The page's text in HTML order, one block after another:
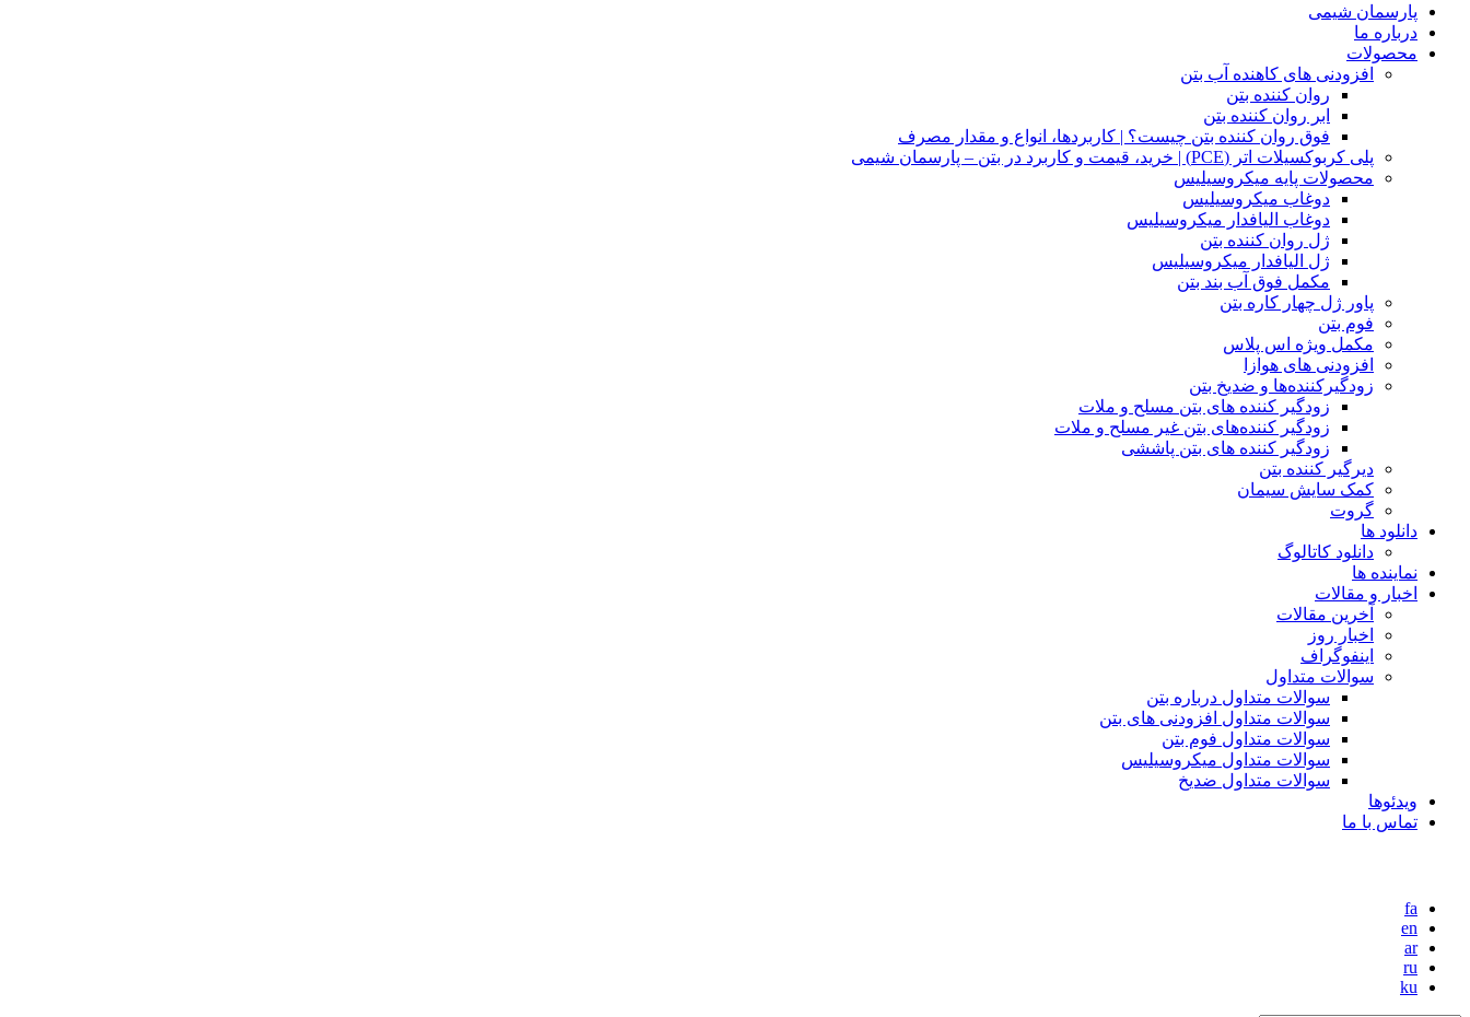
پارسمان شیمی
درباره ما
محصولات
افزودنی های کاهنده آب بتن
روان کننده بتن​
ابر روان کننده بتن
فوق روان کننده بتن چیست؟ | کاربردها، انواع و مقدار مصرف
پلی کربوکسیلات اتر (PCE) | خرید، قیمت و کاربرد در بتن – پارسمان شیمی
محصولات پایه میکروسیلیس
دوغاب‌ میکروسیلیس
دوغاب الیافدار میکروسیلیس
ژل روان کننده بتن
ژل الیافدار میکروسیلیس
مکمل فوق آب بند بتن
پاور ژل چهار کاره بتن​
فوم بتن
مکمل ویژه اس پلاس
افزودنی های هوازا
زودگیرکننده‌ها و ضد‌یخ بتن
زودگیر کننده های بتن مسلح و ملات​​
زودگیر کننده‌های بتن غیر مسلح و ملات
زودگیر کننده های بتن پاششی
دیرگیر کننده‌ بتن
کمک سایش سیمان
گروت
دانلود ها
دانلود کاتالوگ
نماینده ها
اخبار و مقالات
آخرین مقالات
اخبار روز
اینفوگراف
سوالات متداول
سوالات متداول درباره بتن
سوالات متداول افزودنی های بتن
سوالات متداول فوم بتن
سوالات متداول میکروسیلیس
سوالات متداول ضدیخ
ویدئوها
تماس با ما
fa
en
ar
ru
ku